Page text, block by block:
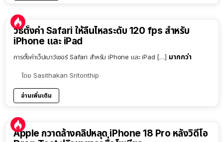
วิธีตั้งค่า Safari ให้ลื่นไหลระดับ 120 fps สำหรับ
iPhone และ iPad
การตั้งค่าเว็ปเบาว์เซอร์ Safari สำหรับ iPhone และ iPad […] มากกว่า
โดย Sasithakan Sritonthip
อ่านเพิ่มเติม
Apple กวาดล้างคลิปหลุด iPhone 18 Pro หลังวิดีโอ